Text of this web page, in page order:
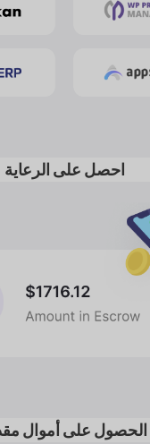
احصل على الرعاية
الحصول على أموال